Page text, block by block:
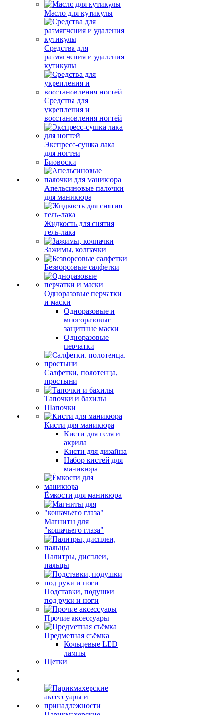
Масло для кутикулы
Средства для
размягчения и удаления
кутикулы
Средства для
укрепления и
восстановления ногтей
Экспресс-сушка лака
для ногтей
Биовоски
Апельсиновые палочки
для маникюра
Жидкость для снятия
гель-лака
Зажимы, колпачки
Безворсовые салфетки
Одноразовые перчатки
и маски
Одноразовые и
многоразовые
защитные маски
Одноразовые
перчатки
Салфетки, полотенца,
простыни
Тапочки и бахилы
Шапочки
Кисти для маникюра
Кисти для геля и
акрила
Кисти для дизайна
Набор кистей для
маникюра
Ёмкости для маникюра
Магниты для
"кошачьего глаза"
Палитры, дисплеи,
пальцы
Подставки, подушки
под руки и ноги
Прочие аксессуары
Предметная съёмка
Кольцевые LED
лампы
Щетки